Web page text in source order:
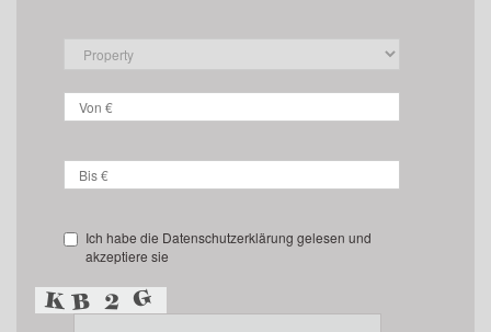
Ich habe die Datenschutzerklärung gelesen und
akzeptiere sie